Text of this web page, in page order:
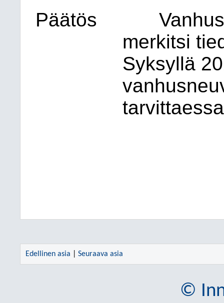
Päätös
merkitsi
Syksyllä
Edellinen asia Seuraava asia
©